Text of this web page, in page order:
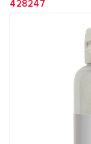
428247